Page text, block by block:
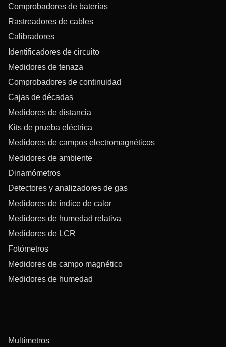
Comprobadores de baterías
Rastreadores de cables
Calibradores
Identificadores de circuito
Medidores de tenaza
Comprobadores de continuidad
Cajas de décadas
Medidores de distancia
Kits de prueba eléctrica
Medidores de campos electromagnéticos
Medidores de ambiente
Dinamómetros
Detectores y analizadores de gas
Medidores de índice de calor
Medidores de humedad relativa
Medidores de LCR
Fotómetros
Medidores de campo magnético
Medidores de humedad
Multímetros